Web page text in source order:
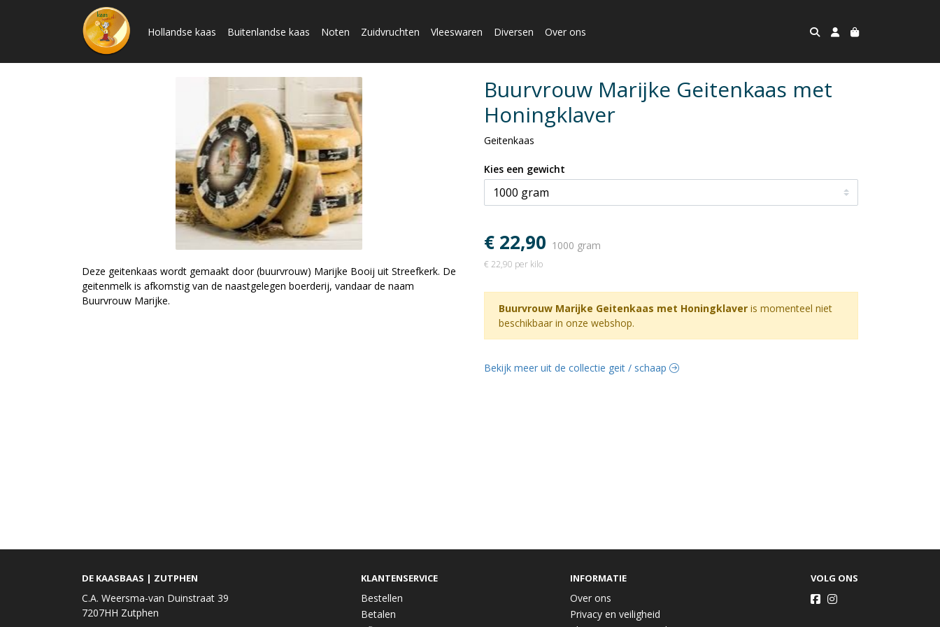
Hollandse kaas Buitenlandse kaas Noten Zuidvruchten Vleeswaren Diversen Over ons
Deze geitenkaas wordt gemaakt door (buurvrouw) Marijke Booij uit Streefkerk. De
geitenmelk is afkomstig van de naastgelegen boerderij, vandaar de naam
Buurvrouw Marijke.
Buurvrouw Marijke Geitenkaas met
Honingklaver
Geitenkaas
Kies een gewicht
€ 22,90 1000 gram
€ 22,90 per kilo
Buurvrouw Marijke Geitenkaas met Honingklaver is momenteel niet
beschikbaar in onze webshop.
Bekijk meer uit de collectie geit / schaap
DE KAASBAAS | ZUTPHEN
C.A. Weersma-van Duinstraat 39
7207HH Zutphen
KLANTENSERVICE
Bestellen
Betalen
INFORMATIE
Over ons
Privacy en veiligheid
VOLG ONS